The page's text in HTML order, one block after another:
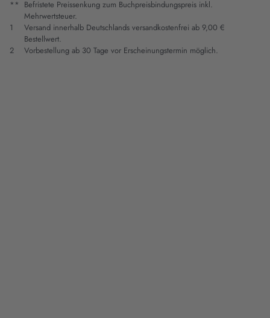
** Befristete Preissenkung zum Buchpreisbindungspreis inkl.
Mehrwertsteuer.
1
Versand innerhalb Deutschlands versandkostenfrei ab 9,00 €
Bestellwert.
2
Vorbestellung ab 30 Tage vor Erscheinungstermin möglich.